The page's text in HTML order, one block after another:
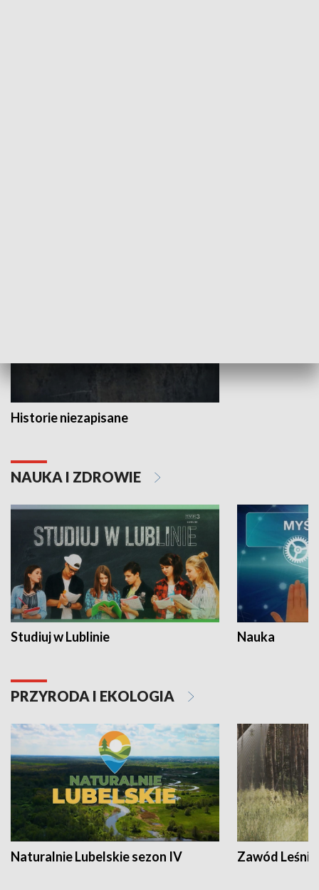
Historie niezapisane
NAUKA I ZDROWIE
Studiuj w Lublinie Nauka
PRZYRODA I EKOLOGIA
Naturalnie Lubelskie sezon IV Zawód Leśnik